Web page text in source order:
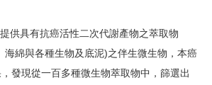
供具有抗癌活性二次代謝產物之萃取物
海綿與各種生物及底泥)之伴生微生物，本癌
發現從一百多種微生物萃取物中，篩選出